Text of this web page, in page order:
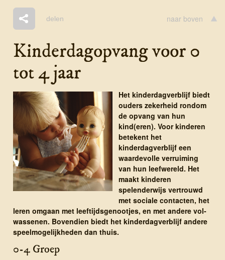
delen naar boven
Kinderdagopvang voor 0
tot 4 jaar
Het kinderdagverblijf biedt
ouders zekerheid rondom
de opvang van hun
kind(eren). Voor kinderen
betekent het
kinderdagverblijf een
waardevolle verruiming
van hun leefwereld. Het
maakt kinderen
spelenderwijs vertrouwd
met sociale contacten, het
leren omgaan met leeftijdsgenootjes, en met andere vol­
wassenen. Bovendien biedt het kinder­dag­ver­blijf andere
speel­mogelijk­heden dan thuis.
0-4 Groep